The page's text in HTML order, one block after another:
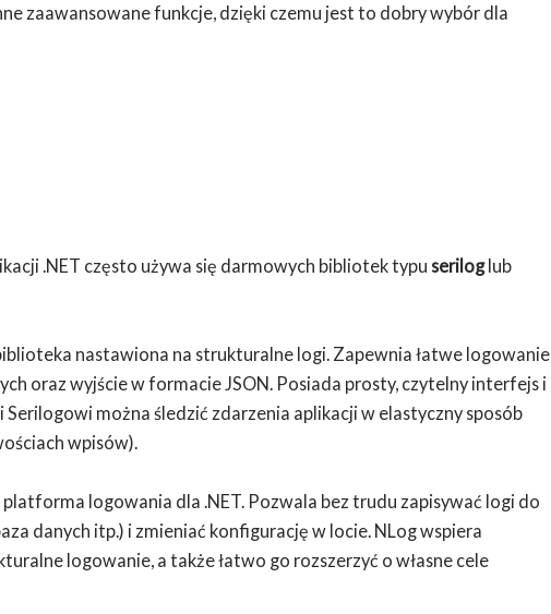
zaawansowane funkcje, dzięki czemu jest to dobry wybór dla
.NET często używa się darmowych bibliotek typu serilog lub
nastawiona na strukturalne logi. Zapewnia łatwe logowanie
oraz wyjście w formacie JSON. Posiada prosty, czytelny interfejs i
Serilogowi można śledzić zdarzenia aplikacji w elastyczny sposób
wpisów).
logowania dla .NET. Pozwala bez trudu zapisywać logi do
danych itp.) i zmieniać konfigurację w locie. NLog wspiera
logowanie, a także łatwo go rozszerzyć o własne cele